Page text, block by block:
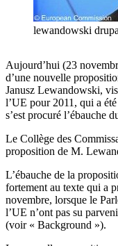
lewandowski
Aujourd’hui (23
d’une nouvelle
Janusz Lewandowski,
l’UE pour 2011, qui a
s’est procuré l’ébauche
Le Collège des
proposition de M.
L’ébauche de la
fortement au texte qui a
novembre, lorsque le
l’UE n’ont pas su
(voir « Background »).